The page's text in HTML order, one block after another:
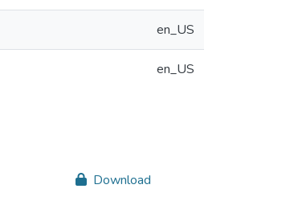
en_US
en_US
Download